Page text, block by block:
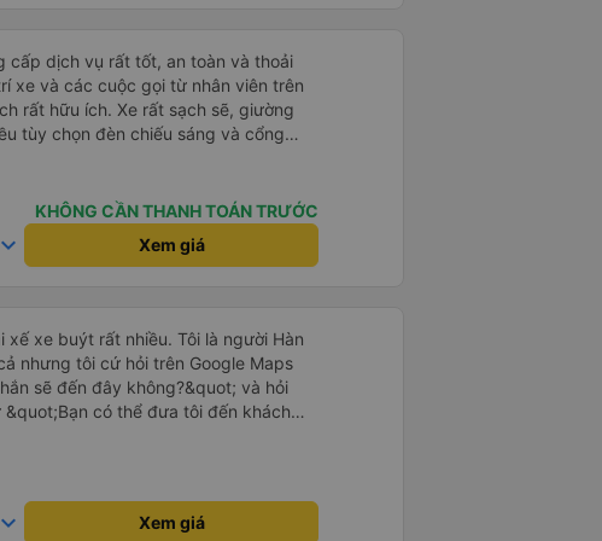
cấp dịch vụ rất tốt, an toàn và thoải
xe và các cuộc gọi từ nhân viên trên
rất hữu ích. Xe rất sạch sẽ, giường
tùy chọn đèn chiếu sáng và cổng
tiện. Nhân viên rất lịch sự và xe
KHÔNG CẦN THANH TOÁN TRƯỚC
keyboard_arrow_down Xem giá
xế xe buýt rất nhiều. Tôi là người Hàn
nhưng tôi cứ hỏi trên Google Maps
sẽ đến đây không?&quot; và hỏi
&quot;Bạn có thể đưa tôi đến khách
Nhưng tài xế đã quan tâm.
tôi tại khách sạn bằng xe limousine vào
mức tôi nghĩ tài xế đã giúp tôi. Nếu
keyboard_arrow_down Xem giá